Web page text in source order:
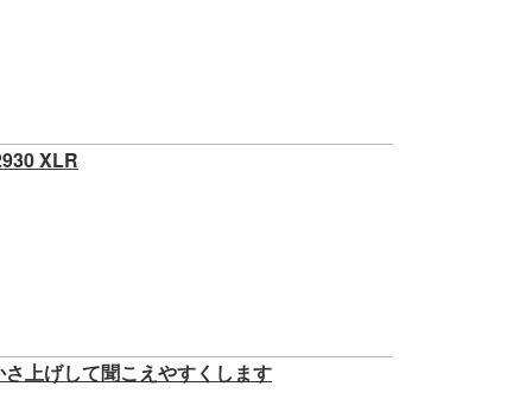
XLR
上げして聞こえやすくします